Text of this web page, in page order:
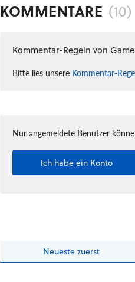
KOMMENTARE (10)
Kommentar-Regeln von
Bitte lies unsere Kommentar-
Nur angemeldete Benutzer
Ich habe ein Konto
Neueste zuerst